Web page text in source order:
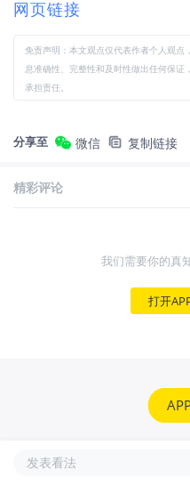
网页链接
免责声明：本文观点仅代表作者个人观点
息准确性、完整性和及时性做出任何保证
承担责任。
分享至 微信 复制链接
精彩评论
我们需要你的真
打开
发表看法